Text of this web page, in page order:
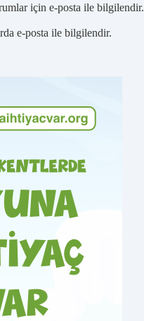
için e-posta ile bilgilendir.
e-posta ile bilgilendir.